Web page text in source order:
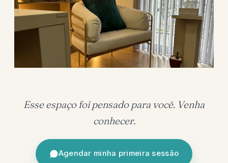
Esse espaço foi pensado para você. Venha
conhecer.
Agendar minha primeira sessão